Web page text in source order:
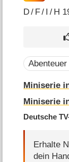
D/ F/ I / H
Abenteuer
Miniserie
Miniserie
Deutsche
Erhalte
dein